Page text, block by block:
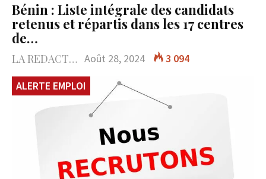
Bénin : Liste intégrale des candidats
retenus et répartis dans les 17 centres
de…
LA REDACTION Août 28, 2024
3 094
ALERTE EMPLOI